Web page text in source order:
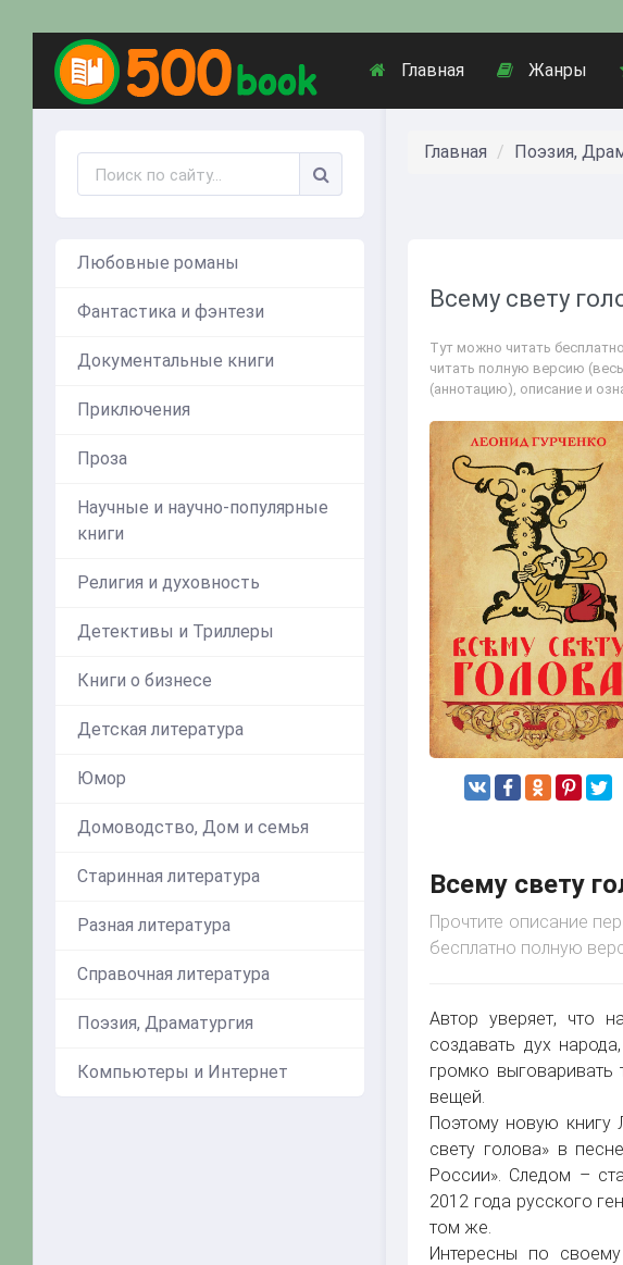
Главная Жанры
Любовные романы
Фантастика и фэнтези
Документальные книги
Приключения
Проза
Научные и научно-популярные
книги
Религия и духовность
Детективы и Триллеры
Книги о бизнесе
Детская литература
Юмор
Домоводство, Дом и семья
Старинная литература
Разная литература
Справочная литература
Поэзия, Драматургия
Компьютеры и Интернет
Главная Поэзия,
Всему свету
Тут можно читать
читать полную версию
(аннотацию), описание и
Всему свету
Прочтите описание
бесплатно полную
Автор уверяет, что
создавать дух
громко выговаривать
вещей.
Поэтому новую книгу
свету голова» в
России». Следом –
2012 года русского
том же.
Интересны по